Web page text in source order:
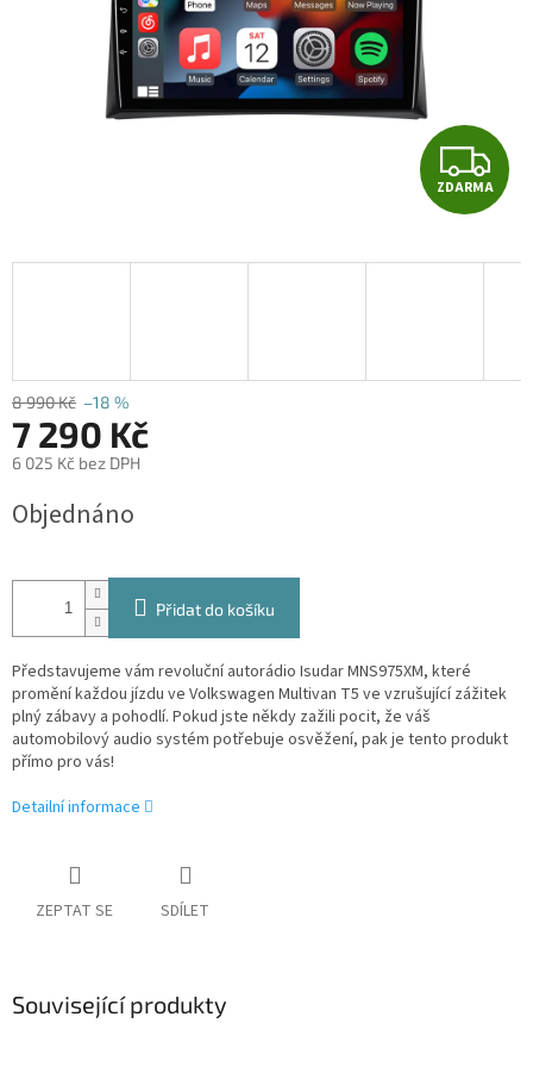
Z
D
A
ZDARMA
8 990 Kč –18 %
7 290 Kč
6 025 Kč bez DPH
cena:
Objednáno
Přidat do košíku
Představujeme vám revoluční autorádio Isudar MNS975XM, které
promění každou jízdu ve Volkswagen Multivan T5 ve vzrušující zážitek
plný zábavy a pohodlí. Pokud jste někdy zažili pocit, že váš
automobilový audio systém potřebuje osvěžení, pak je tento produkt
přímo pro vás!
Detailní informace
ZEPTAT SE SDÍLET
Související produkty